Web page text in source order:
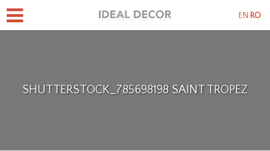
SHUTTERSTOCK_785698198 SAINT TROPEZ
EN RO